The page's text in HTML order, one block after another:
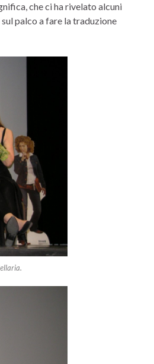
che ci ha rivelato alcuni
palco a fare la traduzione